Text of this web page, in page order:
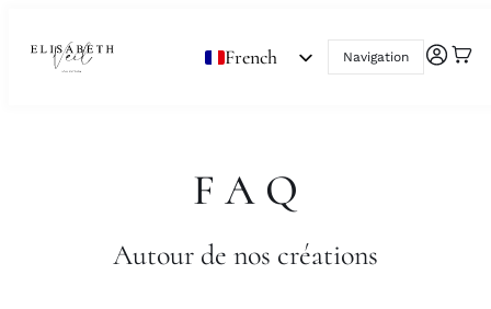
French
Navigation
FAQ
F A Q
Autour de nos créations